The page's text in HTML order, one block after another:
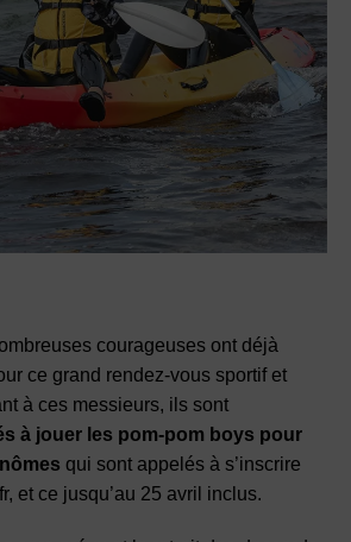
courageuses ont déjà
ce grand rendez-vous sportif et
à ces messieurs, ils sont
à jouer les pom-pom boys pour
qui sont appelés à s’inscrire
et ce jusqu’au 25 avril inclus.